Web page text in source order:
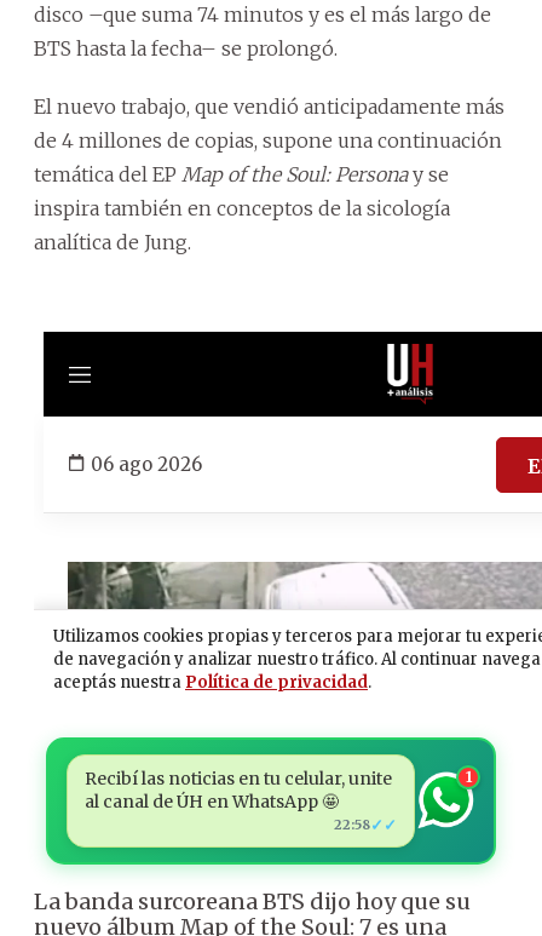
disco –que suma 74 minutos y es el más largo de
BTS hasta la fecha– se prolongó.
El nuevo trabajo, que vendió anticipadamente más
de 4 millones de copias, supone una continuación
temática del EP Map of the Soul: Personay se
inspira también en conceptos de la sicología
analítica de Jung.
Recibí las noticias en tu celular, unite
al canal de ÚH en WhatsApp 🤩
22:58✓✓
1
La banda surcoreana BTS dijo hoy que su
nuevo álbum Map of the Soul: 7 es una